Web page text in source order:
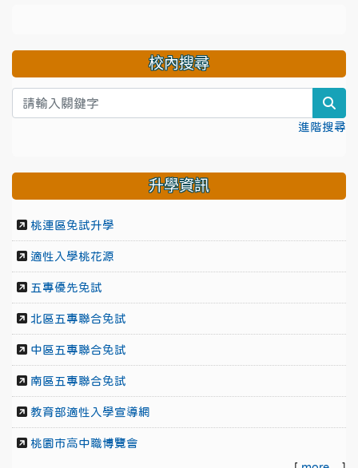
校內搜尋
進階搜尋
升學資訊
桃連區免試升學
適性入學桃花源
五專優先免試
北區五專聯合免試
中區五專聯合免試
南區五專聯合免試
教育部適性入學宣導網
桃園市高中職博覽會